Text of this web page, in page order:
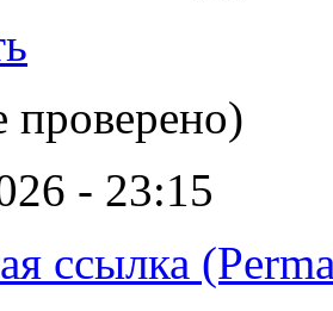
- 23:15
ссылка